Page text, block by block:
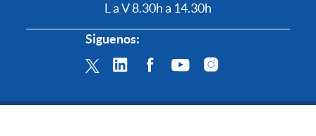
L a V 8.30h a 14.30h
Siguenos: